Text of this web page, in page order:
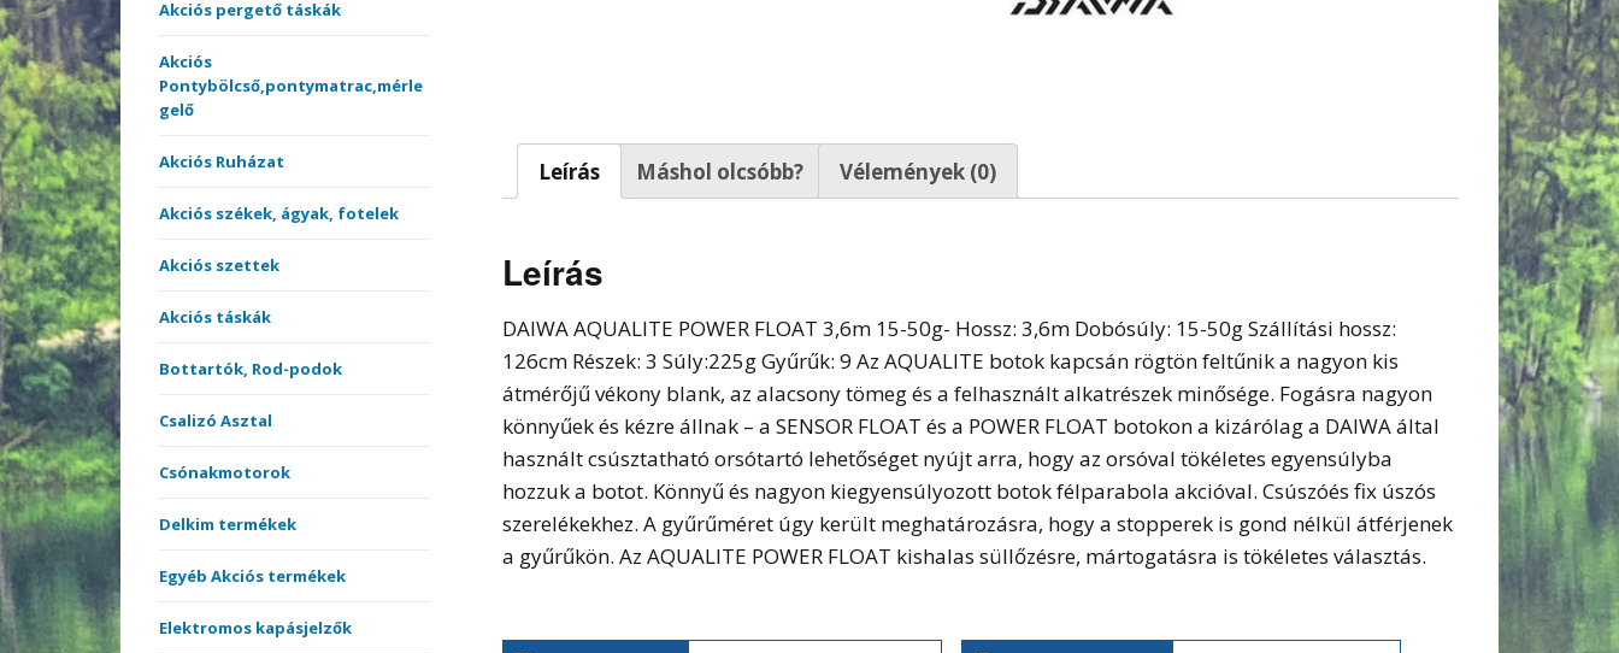
merítőnyelek
Akciós pergető táskák
Akciós
Pontybölcső,pontymatrac,mérle
gelő
Akciós Ruházat
Akciós székek, ágyak, fotelek
Akciós szettek
Akciós táskák
Bottartók, Rod-podok
Csalizó Asztal
Csónakmotorok
Delkim termékek
Egyéb Akciós termékek
Elektromos kapásjelzők
Leírás Máshol olcsóbb? Vélemények (0)
Leírás
DAIWA AQUALITE POWER FLOAT 3,6m 15-50g- Hossz: 3,6m Dobósúly: 15-50g Szállítási hossz:
126cm Részek: 3 Súly:225g Gyűrűk: 9 Az AQUALITE botok kapcsán rögtön feltűnik a nagyon kis
átmérőjű vékony blank, az alacsony tömeg és a felhasznált alkatrészek minősége. Fogásra nagyon
könnyűek és kézre állnak – a SENSOR FLOAT és a POWER FLOAT botokon a kizárólag a DAIWA által
használt csúsztatható orsótartó lehetőséget nyújt arra, hogy az orsóval tökéletes egyensúlyba
hozzuk a botot. Könnyű és nagyon kiegyensúlyozott botok félparabola akcióval. Csúszóés fix úszós
szerelékekhez. A gyűrűméret úgy került meghatározásra, hogy a stopperek is gond nélkül átférjenek
a gyűrűkön. Az AQUALITE POWER FLOAT kishalas süllőzésre, mártogatásra is tökéletes választás.